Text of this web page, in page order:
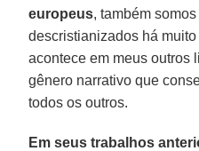
europeus, também
descristianizados há
acontece em meus outros
gênero narrativo que
todos os outros.
Em seus trabalhos